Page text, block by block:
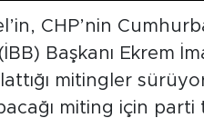
CHP’nin
Başkanı Ekrem
mitingler
miting için parti